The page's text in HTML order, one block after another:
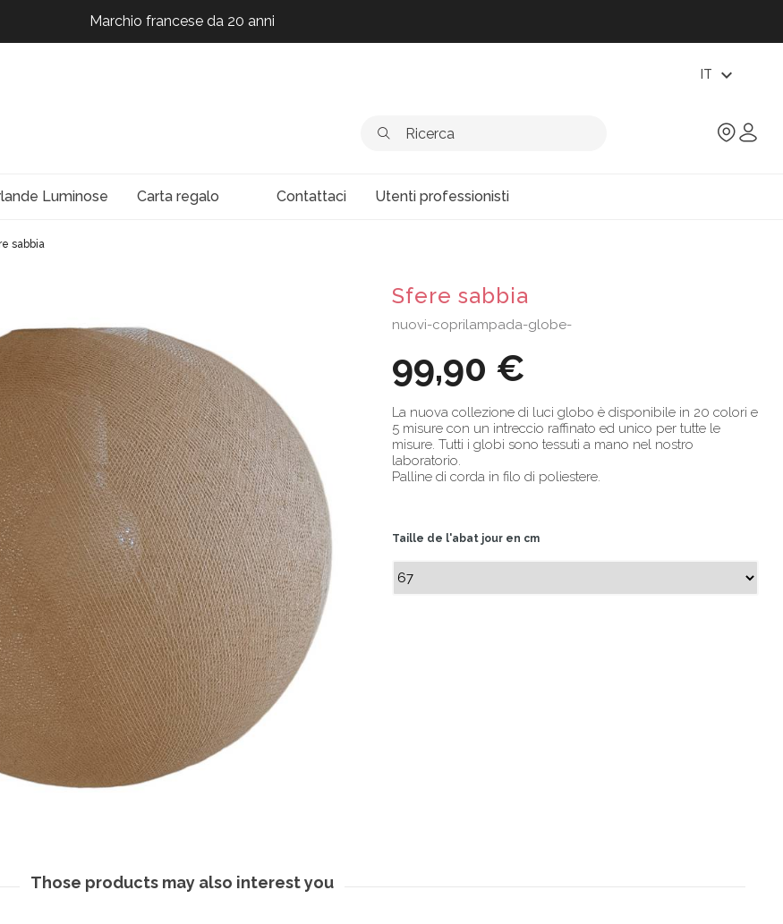
Marchio francese da 20 anni
Marchio francese da 20 anni
IT expand_more
Luminose Carta regalo Contattaci Utenti professionisti
sabbia
Sfere sabbia
nuovi-coprilampada-globe-
99,90 €
La nuova collezione di luci globo è disponibile in 20 colori e
5 misure con un intreccio raffinato ed unico per tutte le
misure. Tutti i globi sono tessuti a mano nel nostro
laboratorio.
Palline di corda in filo di poliestere.
Taille de l'abat jour en cm
Those products may also interest you